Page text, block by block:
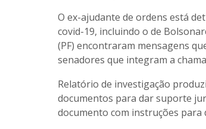
O ex-ajudante de ordens está
covid-19, incluindo o de
(PF) encontraram mensagens
senadores que integram a
Relatório de investigação
documentos para dar suporte
documento com instruções para